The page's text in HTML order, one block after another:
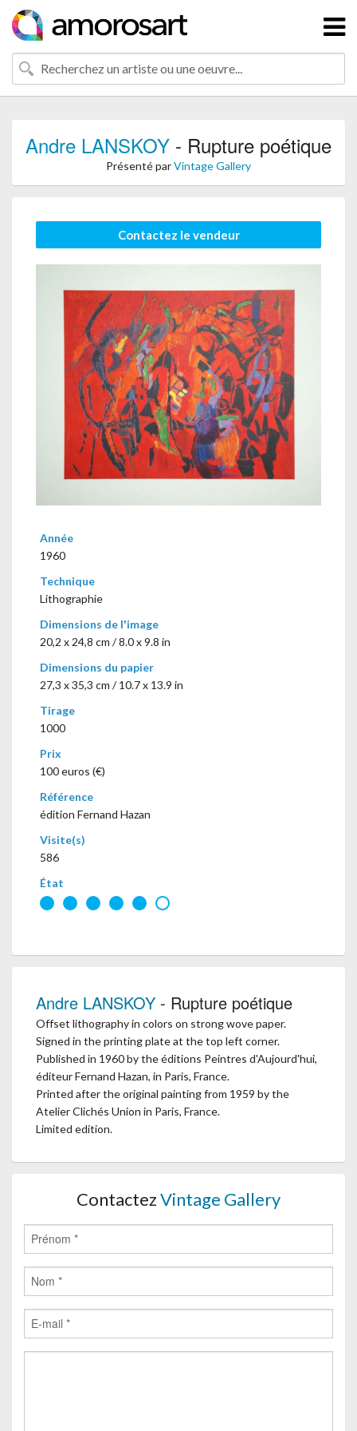
Andre LANSKOY - Rupture poétique
Présenté parVintage Gallery
Contactez le vendeur
Année
1960
Technique
Lithographie
Dimensions de l'image
20,2 x 24,8 cm / 8.0 x 9.8 in
Dimensions du papier
27,3 x 35,3 cm / 10.7 x 13.9 in
Tirage
1000
Prix
100 euros (€)
Référence
édition Fernand Hazan
Visite(s)
586
État
Andre LANSKOY - Rupture poétique
Offset lithography in colors on strong wove paper.
Signed in the printing plate at the top left corner.
Published in 1960 by the éditions Peintres d'Aujourd'hui,
éditeur Fernand Hazan, in Paris, France.
Printed after the original painting from 1959 by the
Atelier Clichés Union in Paris, France.
Limited edition.
ContactezVintage Gallery